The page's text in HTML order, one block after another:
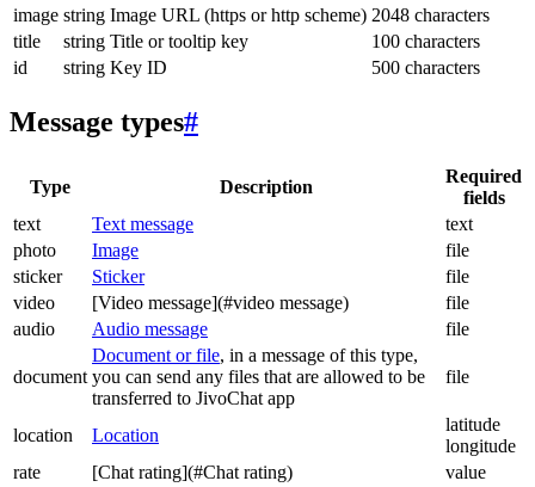
image string Image URL (https or http scheme) 2048 characters
title
string Title or tooltip key
100 characters
id
string Key ID 500 characters
Message types#
Type Description
Required
fields
text
Text message
text
photo
Image
file
sticker
Sticker
file
video
[Video message](#video message)
file
audio
Audio message file
document
Document or file, in a message of this type,
you can send any files that are allowed to be
transferred to JivoChat app
file
location Location
latitude
longitude
rate
[Chat rating](#Chat rating)
value